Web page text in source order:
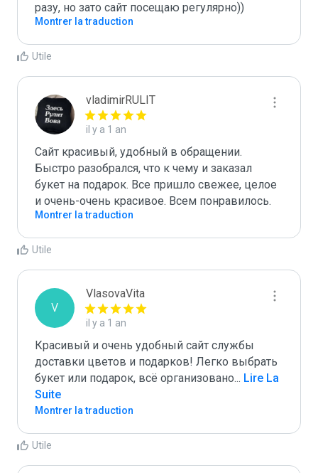
разу, но зато сайт посещаю регулярно))
Montrer la traduction
Utile
vladimirRULIT
il y a 1 an
Сайт красивый, удобный в обращении.
Быстро разобрался, что к чему и заказал
букет на подарок. Все пришло свежее, целое
и очень-очень красивое. Всем понравилось.
Montrer la traduction
Utile
V
VlasovaVita
il y a 1 an
Красивый и очень удобный сайт службы
доставки цветов и подарков! Легко выбрать
букет или подарок, всё организовано... Lire La
Suite
Montrer la traduction
Utile